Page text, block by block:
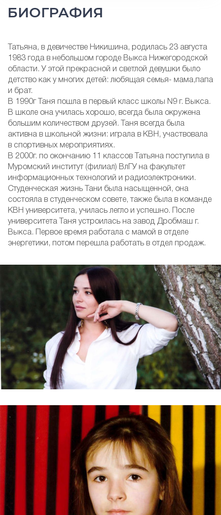
БИОГРАФИЯ
Татьяна, в девичестве Никишина, родилась 23 августа
1983 года в небольшом городе Выкса Нижегородской
области. У этой прекрасной и светлой девушки было
детство как у многих детей: любящая семья- мама,папа
и брат.
В 1990г Таня пошла в первый класс школы N9 г. Выкса.
В школе она училась хорошо, всегда была окружена
большим количеством друзей. Таня всегда была
активна в школьной жизни: играла в КВН, участвовала
в спортивных мероприятиях.
В 2000г. по окончанию 11 классов Татьяна поступила в
Муромский институт (филиал) ВлГУ на факультет
информационных технологий и радиоэлектроники.
Студенческая жизнь Тани была насыщенной, она
состояла в студенческом совете, также была в команде
КВН университета, училась легло и успешно. После
университета Таня устроилась на завод Дробмаш г.
Выкса. Первое время работала с мамой в отделе
энергетики, потом перешла работать в отдел продаж.